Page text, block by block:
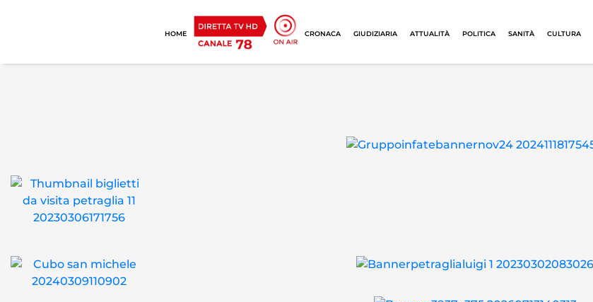
HOME CRONACA GIUDIZIARIA ATTUALITÀ POLITICA SANITÀ CULTURA